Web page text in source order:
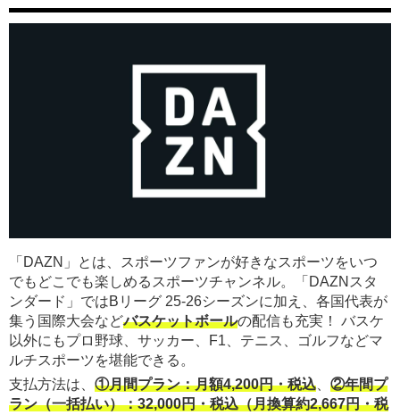
「DAZN」とは、スポーツファンが好きなスポーツをいつ
でもどこでも楽しめるスポーツチャンネル。「DAZNスタ
ンダード」ではBリーグ 25-26シーズンに加え、各国代表が
集う国際大会などバスケットボールの配信も充実！ バスケ
以外にもプロ野球、サッカー、F1、テニス、ゴルフなどマ
ルチスポーツを堪能できる。
支払方法は、 ①月間プラン：月額4,200円・税込
②年間プ
ラン（一括払い）：32,000円・税込（月換算約2,667円・税